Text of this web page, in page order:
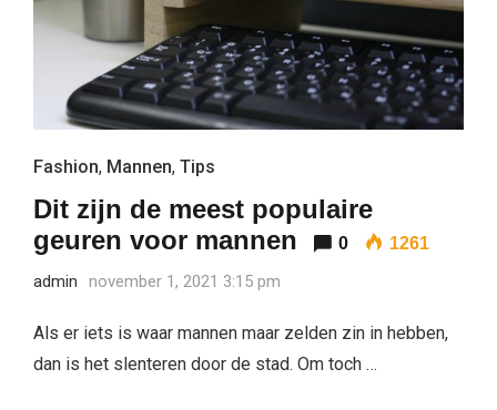
Fashion, Mannen, Tips
Dit zijn de meest populaire
geuren voor mannen
0 1261
admin november 1, 2021 3:15 pm
Als er iets is waar mannen maar zelden zin in hebben,
dan is het slenteren door de stad. Om toch …